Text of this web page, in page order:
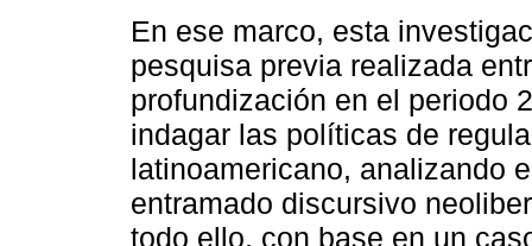
En ese marco, esta
pesquisa previa realizada
profundización en el periodo
indagar las políticas de
latinoamericano, analizando
entramado discursivo
todo ello, con base en un